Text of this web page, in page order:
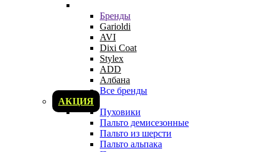
Бренды
Garioldi
AVI
Dixi Coat
Stylex
ADD
Албана
Все бренды
АКЦИЯ
Пуховики
Пальто демисезонные
Пальто из шерсти
Пальто альпака